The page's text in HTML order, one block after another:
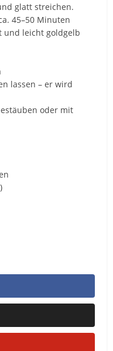
glatt streichen.
45–50 Minuten
und leicht goldgelb
lassen – er wird
oder mit